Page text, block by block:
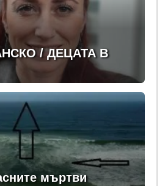
/ ДЕЦАТА В
мъртви